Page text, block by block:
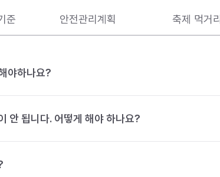
준 안전관리계획 축제 먹거리
야하나요?
안 됩니다. 어떻게 해야 하나요?